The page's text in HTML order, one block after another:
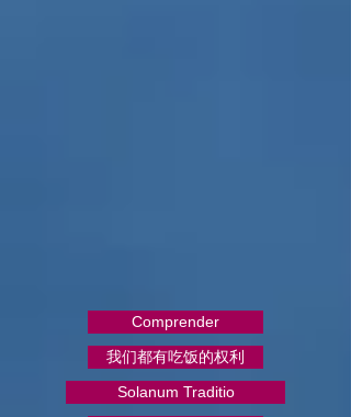
Comprender
我们都有吃饭的权利
Solanum Traditio